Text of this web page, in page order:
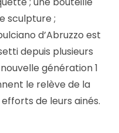
sculpture ;
d’Abruzzo est
depuis plusieurs
génération 1
le relève de la
de leurs ainés.